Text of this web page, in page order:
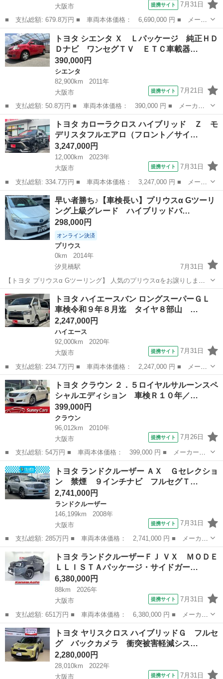
大阪市
提携サイト 7月31日
■ 支払総額: 679.8万円 ■ 車両本体価格： 6,690,000 円 ■ メーカ
ー名： トヨタ ■ 車種名： ヴェルファイアハイブリッド ■ グレ
ード名： Ｚ プレミア ＡＢＳ付 Ｂカメラ ＬＥＤヘッド 本革
シート ...
大阪 大阪市 ヴェルファイア
トヨタ シエンタ Ｘ Ｌパッケージ 純正ＨＤ
Ｄナビ ワンセグＴＶ ＥＴＣ車載器…
390,000円
シエンタ
82,900km
2011年
大阪市
提携サイト 7月21日
■ 支払総額: 50.8万円 ■ 車両本体価格： 390,000 円 ■ メーカー
名： トヨタ ■ 車種名： シエンタ ■ グレード名： Ｘ Ｌパッ
ケージ 純正ＨＤＤナビ ワンセグＴＶ ＥＴＣ車載器 ＨＩＤヘッ
ド キーレス...
大阪 大阪市 シエンタ
トヨタ カローラクロス ハイブリッド Ｚ モ
デリスタフルエアロ（フロント／サイ…
3,247,000円
12,000km
2023年
大阪市
提携サイト 7月31日
■ 支払総額: 334.7万円 ■ 車両本体価格： 3,247,000 円 ■ メーカ
ー名： トヨタ ■ 車種名： カローラクロス ■ グレード名： ハ
イブリッド Ｚ モデリスタフルエアロ（フロント／サイド／フェン
ダー／リ...
大阪 大阪市 トヨタ
早い者勝ち♪【車検長い】プリウスα Gツーリ
ング上級グレード ハイブリッドバ…
298,000円
オンライン決済
プリウス
0km
2014年
汐見橋駅
7月31日
【トヨタ プリウスα Gツーリング】 人気のプリウスαをお譲りしま
す。 ■平成24年式 ■走行距離 240,000km ■車検 令和9年10月まで 【お
すすめポイント】 ・23万km時にリビルトハイブリッドバッテリー交...
大阪 大阪市 汐見橋駅
トヨタ ハイエースバン ロングスーパーＧＬ
車検令和９年８月迄 タイヤ８部山 …
2,247,000円
ハイエース
92,000km
2020年
大阪市
提携サイト 7月31日
■ 支払総額: 234.7万円 ■ 車両本体価格： 2,247,000 円 ■ メーカ
ー名： トヨタ ■ 車種名： ハイエースバン ■ グレード名： ロ
ングスーパーＧＬ 車検令和９年８月迄 タイヤ８部山 両側スライ
ドドア ...
大阪 大阪市 ハイエース
トヨタ クラウン ２．５ロイヤルサルーンスペ
シャルエディション 車検Ｒ１０年／…
399,000円
クラウン
96,012km
2010年
大阪市
提携サイト 7月26日
■ 支払総額: 54万円 ■ 車両本体価格： 399,000 円 ■ メーカー
名： トヨタ ■ 車種名： クラウン ■ グレード名： ２．５ロイ
ヤルサルーンスペシャルエディション 車検Ｒ１０年／マルチナビ／
ＨＩＤヘッドライ...
大阪 大阪市 クラウン
トヨタ ランドクルーザー ＡＸ Ｇセレクショ
ン 禁煙 ９インチナビ フルセグＴ…
2,741,000円
ランドクルーザー
146,199km
2008年
大阪市
提携サイト 7月31日
■ 支払総額: 285万円 ■ 車両本体価格： 2,741,000 円 ■ メーカー
名： トヨタ ■ 車種名： ランドクルーザー ■ グレード名： Ａ
Ｘ Ｇセレクション 禁煙 ９インチナビ フルセグＴＶ Ｒカメ
ラ 純正エア...
大阪 大阪市 ランドクルーザー
トヨタ ランドクルーザーＦＪ ＶＸ ＭＯＤＥ
ＬＬＩＳＴＡパッケージ・サイドガー…
6,380,000円
88km
2026年
大阪市
提携サイト 7月31日
■ 支払総額: 651万円 ■ 車両本体価格： 6,380,000 円 ■ メーカー
名： トヨタ ■ 車種名： ランドクルーザーＦＪ ■ グレード
名： ＶＸ ＭＯＤＥＬＬＩＳＴＡパッケージ・サイドガーニッシ
ュ シートカバー...
大阪 大阪市 トヨタ
トヨタ ヤリスクロス ハイブリッドＧ フルセ
グ バックカメラ 衝突被害軽減シス…
2,280,000円
28,010km
2022年
大阪市
提携サイト 7月31日